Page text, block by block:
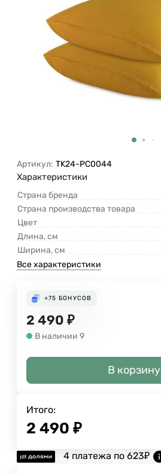
Артикул: TK24-PC0044
Характеристики
Страна бренда
Страна производства товара
Цвет
Длина, см
Ширина, см
Все характеристики
+75 БОНУСОВ
2 490 ₽
В наличии 9
В корзину
Итого:
2 490 ₽
4 платежа по 623₽